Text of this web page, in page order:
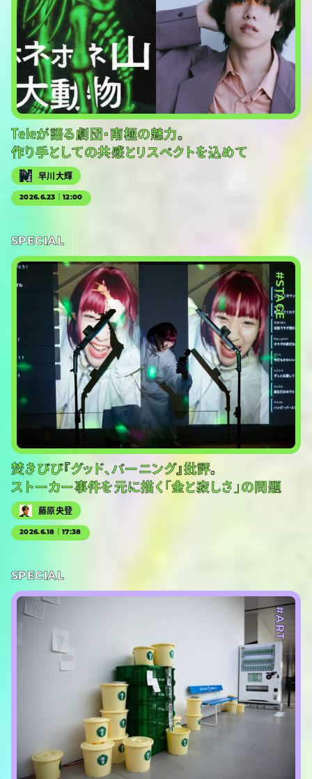
Teleが語る劇団・南極の魅力。
作り手としての共感とリスペクトを込めて
早川大輝
2026.6.23｜12:00
SPECIAL
#STAGE
焚きびび『グッド、バーニング』批評。
ストーカー事件を元に描く「金と寂しさ」の問題
藤原央登
2026.6.18｜17:38
SPECIAL
#ART